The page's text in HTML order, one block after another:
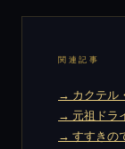
関連記事
→ カクテル
→ 元祖ドラ
→ すすきの